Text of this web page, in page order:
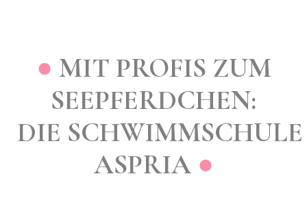
● MIT PROFIS ZUM
SEEPFERDCHEN:
DIE
ASPRIA ●